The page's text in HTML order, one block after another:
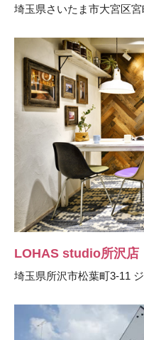
埼玉県さいたま市大宮区
LOHAS studio所沢店
埼玉県所沢市松葉町3-11